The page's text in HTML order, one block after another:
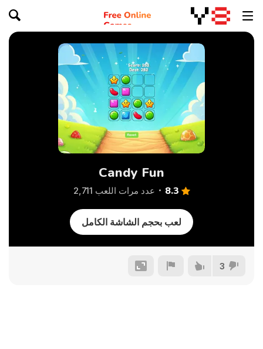
Candy Fun
8.3 عدد مرات اللعب 2,711
لعب بحجم الشاشة الكامل
3